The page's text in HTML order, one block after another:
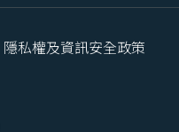
隱私權及資訊安全政策